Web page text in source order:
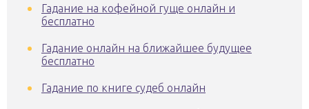
Гадание на кофейной гуще онлайн и
бесплатно
Гадание онлайн на ближайшее будущее
бесплатно
Гадание по книге судеб онлайн